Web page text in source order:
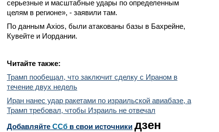
серьезные и масштабные удары по определенным
целям в регионе», - заявили там.
По данным Axios, были атакованы базы в Бахрейне,
Кувейте и Иордании.
Читайте также:
Трамп пообещал, что заключит сделку с Ираном в
течение двух недель
Иран нанес удар ракетами по израильской авиабазе, а
Трамп требовал, чтобы Израиль не отвечал
Добавляйте CСб в свои источники дзен